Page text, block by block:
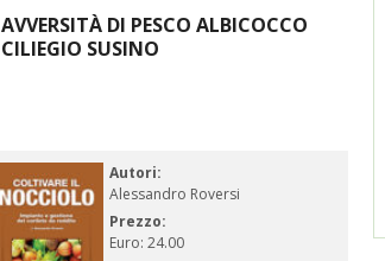
AVVERSITÀ DI PESCO ALBICOCCO
CILIEGIO SUSINO
Autori:
Alessandro Roversi
Prezzo:
Euro: 24.00